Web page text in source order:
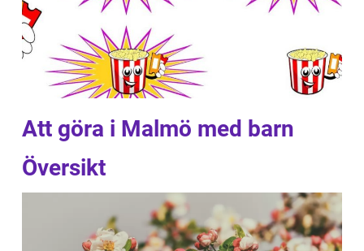
Att göra i Malmö med barn
Översikt